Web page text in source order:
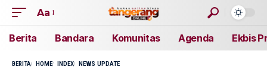
Aa
Berita Bandara Komunitas Agenda Ekbis
BERITA HOME INDEX NEWS UPDATE